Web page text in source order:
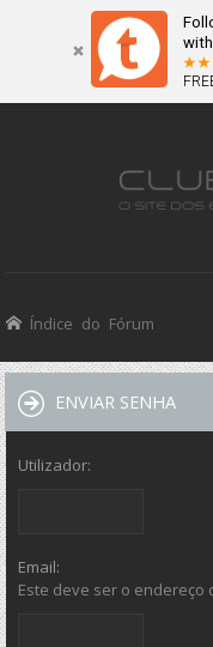
Índice do Fórum
ENVIAR SENHA
Utilizador:
Email:
Este deve ser o endereço